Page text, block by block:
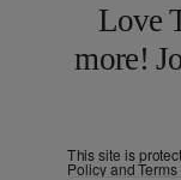
Love
more!
This site is
Policyand